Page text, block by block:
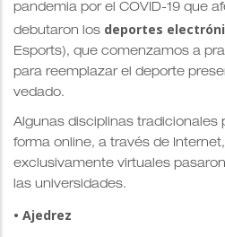
pandemia por el COVID-19 que
debutaron los deportes
Esports), que comenzamos a
para reemplazar el deporte
vedado.
Algunas disciplinas tradicionales
forma online, a través de
exclusivamente virtuales
las universidades.
• Ajedrez